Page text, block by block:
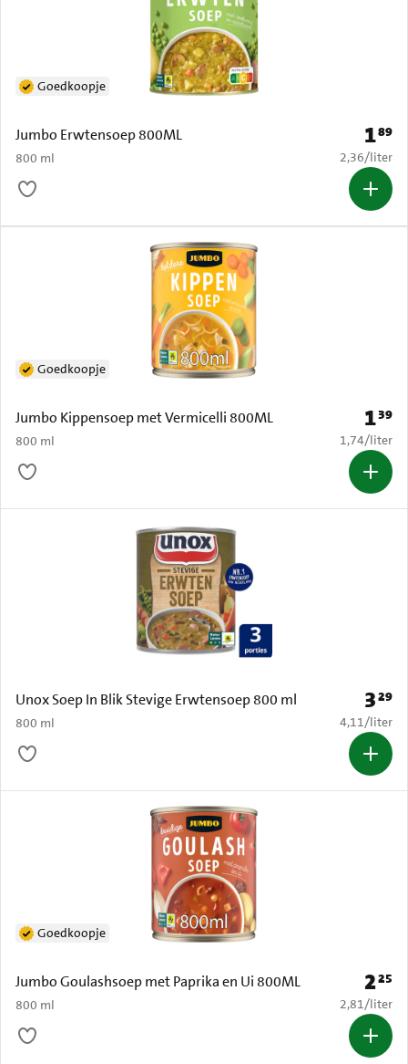
Jumbo Erwtensoep 800ML
800 ml
Goedkoopje
Prijs:
189
€ 2,36 per
2,36/liter
Jumbo Kippensoep met Vermicelli 800ML
800 ml
Goedkoopje
Prijs:
139
€ 1,74 per
1,74/liter
Unox Soep In Blik Stevige Erwtensoep 800 ml
800 ml
Prijs:
329
€ 4,11 per
4,11/liter
Jumbo Goulashsoep met Paprika en Ui 800ML
800 ml
Goedkoopje
Prijs:
225
€ 2,81 per
2,81/liter